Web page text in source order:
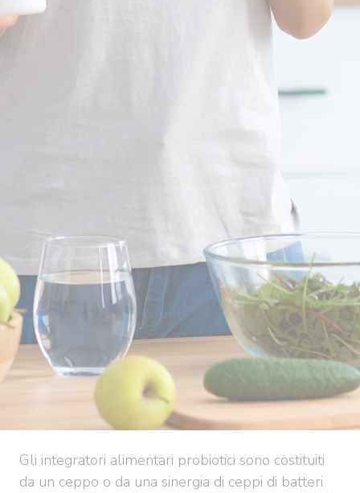
Gli integratori alimentari probiotici sono costituiti
da un ceppo o da una sinergia di ceppi di batteri